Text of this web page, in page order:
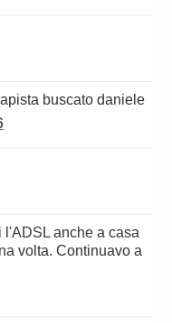
buscato daniele
volta. Continuavo a